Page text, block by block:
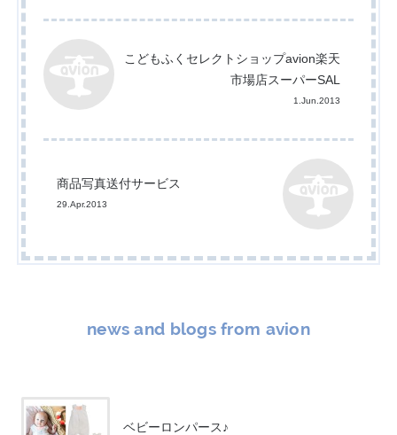
こどもふくセレクトショップavion楽天
市場店スーパーSAL
1.Jun.2013
商品写真送付サービス
29.Apr.2013
news and blogs from avion
ベビーロンパース♪